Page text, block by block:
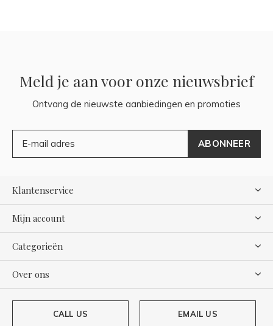
Meld je aan voor onze nieuwsbrief
Ontvang de nieuwste aanbiedingen en promoties
ABONNEER
Klantenservice
Mijn account
Categorieën
Over ons
CALL US EMAIL US